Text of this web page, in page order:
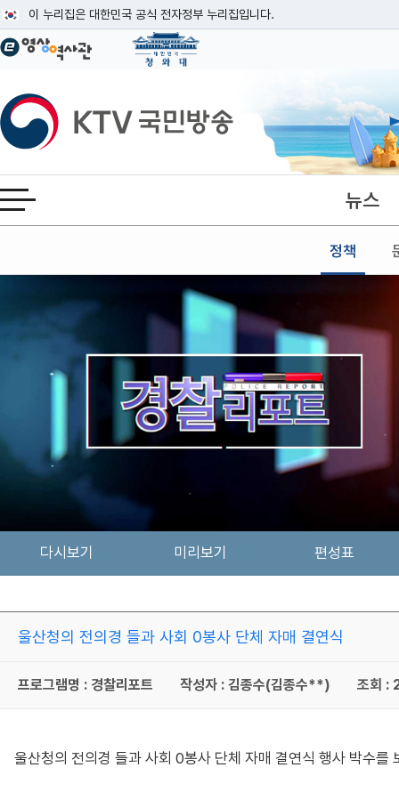
이 누리집은 대한민국 공식 전자정부 누리집입니다.
공식 누리집 주소 확인하기
이밖에 or.kr 또는 .kr등 다른 도메인 주소를 사용하고 있다면 아래 URL에서
운영중인 공식 누리집보기
KTV국민방송
전체메뉴 열기 뉴스
정책
본문
다시보기 미리보기 편성표
울산청의 전의경 들과 사회 0봉사 단체 자매 결연식
프로그램명 : 경찰리포트 작성자 : 김종수(김종수**) 조회 :
울산청의 전의경 들과 사회 0봉사 단체 자매 결연식 행사 박수를